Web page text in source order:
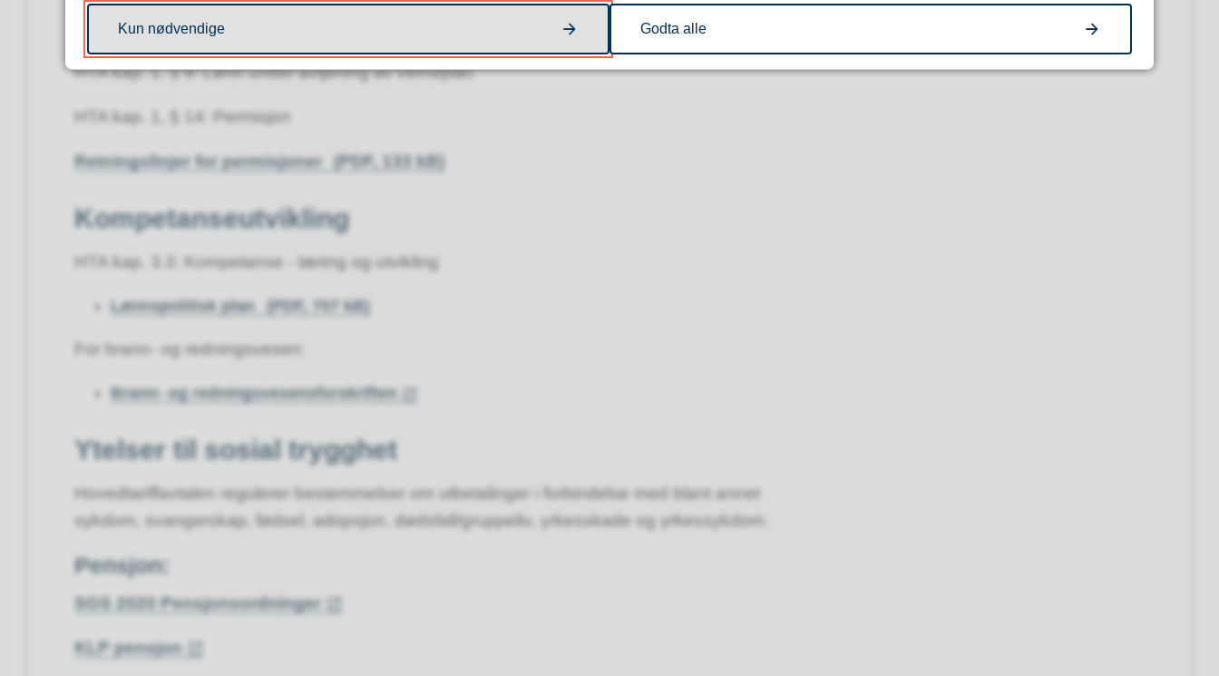
HTA kap. 1, § 8: Lønn under sykdom, svangerskap, fødsel og adopsjon
HTA kap. 1, § 9: Lønn under avtjening av verneplikt
HTA kap. 1, § 14: Permisjon
Retningslinjer for permisjoner (PDF, 133 kB)
Kompetanseutvikling
HTA kap. 3.3: Kompetanse - læring og utvikling
Lønnspolitisk plan (PDF, 707 kB)
For brann- og redningsvesen:
Brann- og redningsvesensforskriften
Ytelser til sosial trygghet
Hovedtariffavtalen regulerer bestemmelser om utbetalinger i forbindelse med blant annet
sykdom, svangerskap, fødsel, adopsjon, dødsfall/gruppeliv, yrkesskade og yrkessykdom.
Pensjon:
SGS 2020 Pensjonsordninger
KLP pensjon
Kun nødvendige Godta alle